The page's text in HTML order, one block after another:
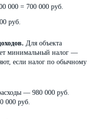
000 = 700 000 руб.
руб.
Для объекта
минимальный налог —
если налог по обычному
— 980 000 руб.
000 руб.